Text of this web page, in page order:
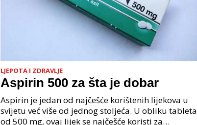
LJEPOTA I ZDRAVLJE
Aspirin 500 za šta je dobar
Aspirin je jedan od najčešće korištenih lijekova u
svijetu već više od jednog stoljeća. U obliku tableta
od 500 mg, ovaj lijek se najčešće koristi za